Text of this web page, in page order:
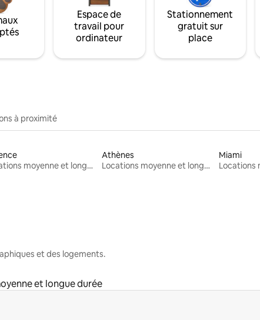
Espace de
travail pour
ordinateur
Stationnement
gratuit sur
place
à proximité
Locations moyenne et longue durée
Athènes
Locations moyenne et longue durée
Miami
et des logements.
et longue durée